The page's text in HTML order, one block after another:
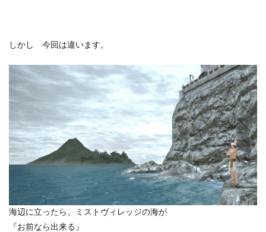
しかし 今回は違います。
海辺に立ったら、ミストヴィレッジの海が
『お前なら出来る』